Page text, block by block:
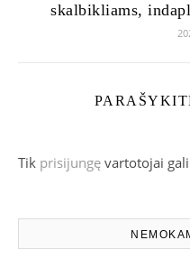
skalbikliams,
Tik prisijungę vartotojai